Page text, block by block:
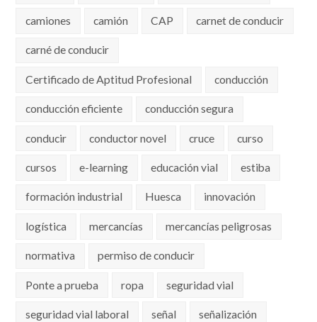
camiones camión CAP carnet de conducir
carné de conducir
Certificado de Aptitud Profesional conducción
conducción eficiente conducción segura
conducir conductor novel cruce curso
cursos e-learning educación vial estiba
formación industrial Huesca innovación
logística mercancías mercancías peligrosas
normativa permiso de conducir
Ponte a prueba ropa seguridad vial
seguridad vial laboral señal señalización